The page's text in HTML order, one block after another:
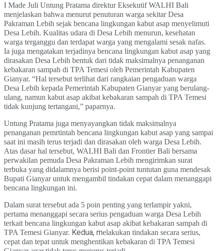
I Made Juli Untung Pratama direktur Eksekutif WALHI Bali
menjelaskan bahwa menurut penuturan warga sekitar Desa
Pakraman Lebih sejak bencana lingkungan kabut asap menyelimuti
Desa Lebih. Kualitas udara di Desa Lebih menurun, kesehatan
warga terganggu dan terdapat warga yang mengalami sesak nafas.
Ia juga mengatakan terjadinya bencana lingkungan kabut asap yang
dirasakan Desa Lebih bentuk dari tidak maksimalnya penanganan
kebakaran sampah di TPA Temesi oleh Pemerintah Kabupaten
Gianyar. “Hal tersebut terlihat dari rangkaian pengaduan warga
Desa Lebih kepada Pemerintah Kabupaten Gianyar yang berulang-
ulang, namun kabut asap akibat kebakaran sampah di TPA Temesi
tidak kunjung tertangani,” paparnya.
Untung Pratama juga menyayangkan tidak maksimalnya
penanganan pemrtintah bencana lingkungan kabut asap yang sampai
saat ini masih terus terjadi dan dirasakan oleh warga Desa Lebih.
Atas dasar hal tersebut, WALHI Bali dan Frontier Bali bersama
perwakilan pemuda Desa Pakraman Lebih mengirimkan surat
terbuka yang didalamnya berisi point-point tuntutan guna mendesak
Bupati Gianyar untuk mengambil tindakan cepat dalam menanggapi
bencana lingkungan ini.
Dalam surat tersebut ada 5 poin penting yang terlampiryakni,
pertama menanggapi secara serius pengaduan warga Desa Lebih
terkait bencana lingkungan kabut asap akibat kebakaran sampah di
TPA Temesi Gianyar. Kedua, melakukan tindakan secara serius,
cepat dan tepat untuk menghentikan kebakaran di TPA Temesi